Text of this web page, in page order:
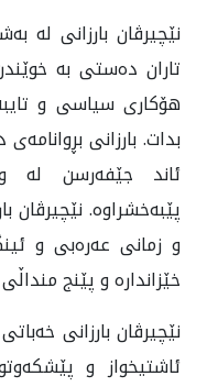
نێچیرڤان بارزانی لە
تاران دەستی بە
هۆکاری سیاسی و
بدات. بارزانی
ئاند جێفەرسن لە
پێبەخشراوە. نێچیرڤان
و زمانی عەرەبی و
خێزاندارە و پێنج
نێچیرڤان بارزانی
ئاشتیخواز و